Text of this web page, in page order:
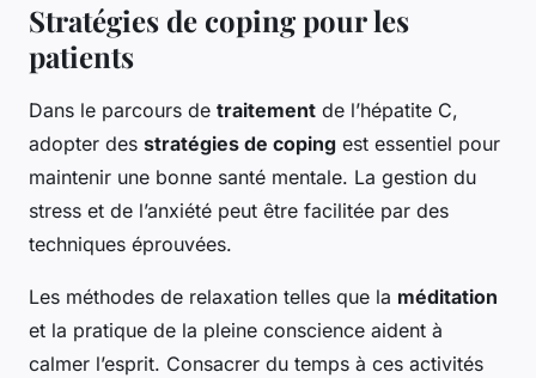
Stratégies de coping pour les
patients
Dans le parcours de traitement de l’hépatite C,
adopter des stratégies de coping est essentiel pour
maintenir une bonne santé mentale. La gestion du
stress et de l’anxiété peut être facilitée par des
techniques éprouvées.
Les méthodes de relaxation telles que la méditation
et la pratique de la pleine conscience aident à
calmer l’esprit. Consacrer du temps à ces activités